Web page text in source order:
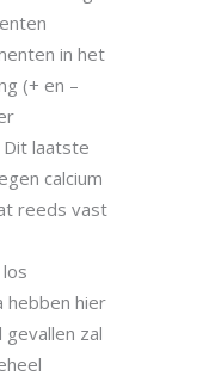
in het
(+ en –
Dit laatste
calcium
reeds vast
hebben hier
zal